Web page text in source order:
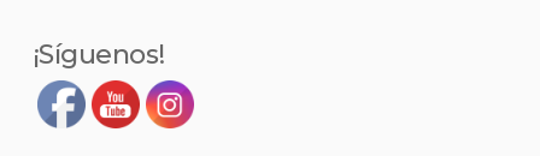
blanco.
¡Síguenos!